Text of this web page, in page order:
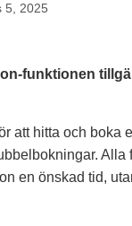
5, 2025
funktionen
att hitta och boka
Alla
en önskad tid,